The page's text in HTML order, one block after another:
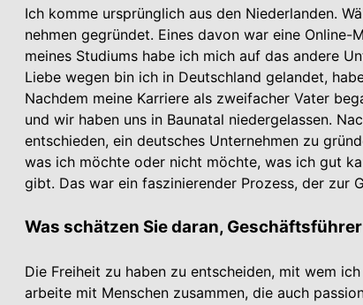
Ich komme ursprünglich aus den Niederlanden.
nehmen gegründet. Eines davon war eine
meines Studiums habe ich mich auf das andere
Liebe wegen bin ich in Deutschland gelandet,
Nachdem meine Karriere als zweifacher Vater
und wir haben uns in Baunatal niedergelassen.
entschieden, ein deutsches Unter­nehmen zu
was ich möchte oder nicht möchte, was ich gut
gibt. Das war ein faszinierender Prozess, der zur
Was schätzen Sie daran,
Die Freiheit zu haben zu entscheiden, mit wem
arbeite mit Menschen zusammen, die auch